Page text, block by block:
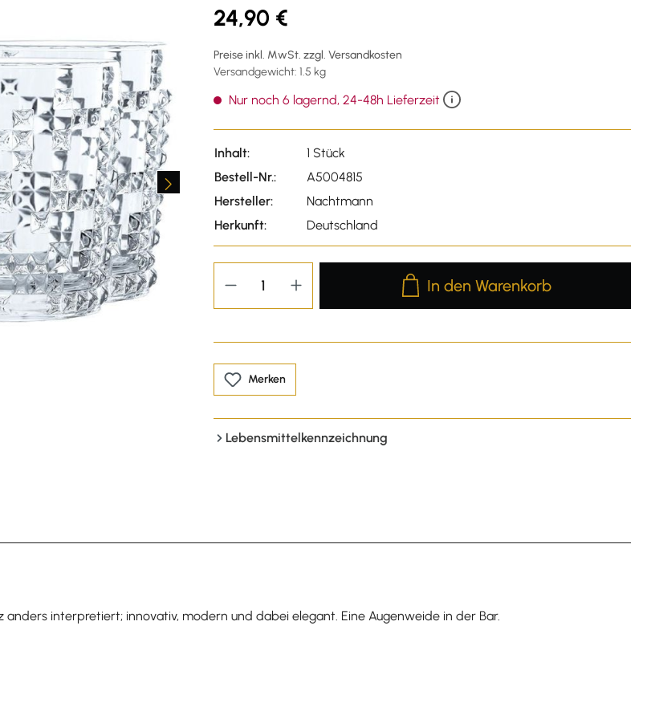
24,90 €
Preise inkl. MwSt. zzgl. Versandkosten
Versandgewicht: 1.5 kg
Nur noch 6 lagernd, 24-48h Lieferzeit
Inhalt:
1 Stück
Bestell-Nr.:
A5004815
Hersteller:
Nachtmann
Herkunft:
Deutschland
Produkt Anzahl: Gib den
In den Warenkorb
Merken
Lebensmittelkennzeichnung
anders interpretiert; innovativ, modern und dabei elegant. Eine Augenweide in der Bar.